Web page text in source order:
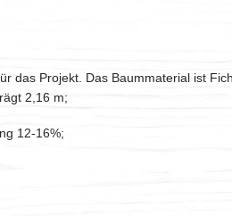
das Projekt. Das Baummaterial ist
2,16 m;
12-16%;